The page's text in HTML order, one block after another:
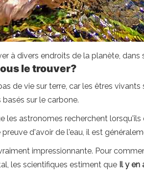
à divers endroits de la planète,
le trouver?
de vie sur terre, car les êtres
sur le carbone.
les astronomes recherchent
d'avoir de l'eau, il est
impressionnante. Pour
les scientifiques estiment que Il y en